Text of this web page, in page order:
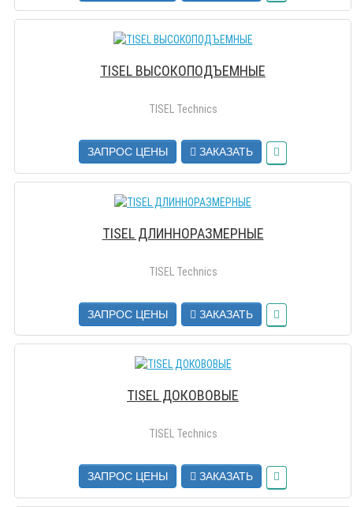
TISEL ВЫСОКОПОДЪЕМНЫЕ
TISEL Technics
ЗАПРОС ЦЕНЫ ЗАКАЗАТЬ
TISEL ДЛИННОРАЗМЕРНЫЕ
TISEL Technics
ЗАПРОС ЦЕНЫ ЗАКАЗАТЬ
TISEL ДОКОВОВЫЕ
TISEL Technics
ЗАПРОС ЦЕНЫ ЗАКАЗАТЬ